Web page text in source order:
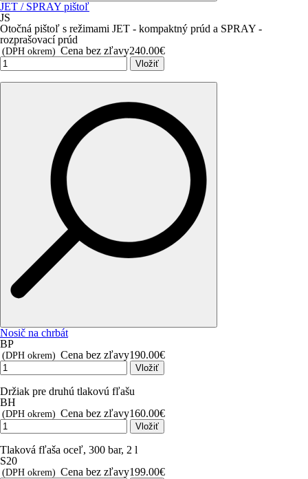
JET / SPRAY pištoľ
JS
Otočná pištoľ s režimami JET - kompaktný prúd a SPRAY -
rozprašovací prúd
(DPH okrem) Cena bez zľavy240.00€
Vložiť
Nosič na chrbát
BP
(DPH okrem) Cena bez zľavy190.00€
Vložiť
Držiak pre druhú tlakovú fľašu
BH
(DPH okrem) Cena bez zľavy160.00€
Vložiť
Tlaková fľaša oceľ, 300 bar, 2 l
S20
(DPH okrem) Cena bez zľavy199.00€